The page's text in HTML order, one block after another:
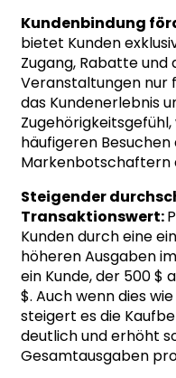
Kundenbindung
bietet Kunden
Zugang, Rabatte und
Veranstaltungen nur
das Kundenerlebnis
häufigeren
Markenbotschaftern
Steigender
Transaktionswert:
Kunden durch eine
höheren Ausgaben
ein Kunde, der 500 $
$. Auch wenn dies
steigert es die
deutlich und erhöht
Gesamtausgaben